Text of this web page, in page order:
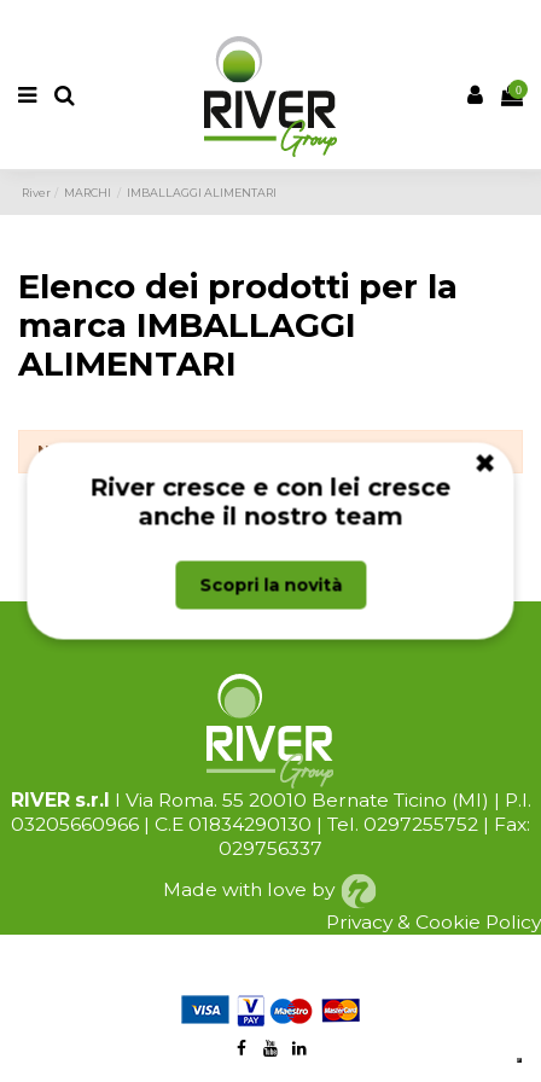
✖
River cresce e con lei cresce
anche il nostro team
Scopri la novità
0
River MARCHI IMBALLAGGI ALIMENTARI
Elenco dei prodotti per la
marca IMBALLAGGI
ALIMENTARI
Non ci sono ancora prodotti disponibili
RIVER s.r.l I Via Roma. 55 20010 Bernate Ticino (Ml) | P.I.
03205660966 | C.E 01834290130 | Tel. 0297255752 | Fax:
029756337
Made with love by
Privacy& Cookie Policy